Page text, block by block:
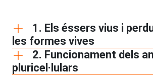
1. Els éssers vius i
les formes vives
2. Funcionament dels
pluricel·lulars